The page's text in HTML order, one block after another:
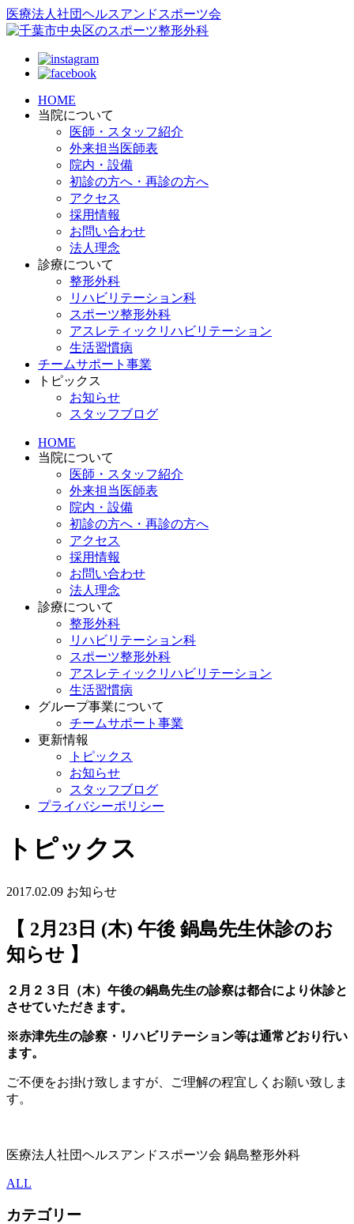
医療法人社団ヘルスアンドスポーツ会
HOME
当院について
医師・スタッフ紹介
外来担当医師表
院内・設備
初診の方へ・再診の方へ
アクセス
採用情報
お問い合わせ
法人理念
診療について
整形外科
リハビリテーション科
スポーツ整形外科
アスレティックリハビリテーション
生活習慣病
チームサポート事業
トピックス
お知らせ
スタッフブログ
HOME
当院について
医師・スタッフ紹介
外来担当医師表
院内・設備
初診の方へ・再診の方へ
アクセス
採用情報
お問い合わせ
法人理念
診療について
整形外科
リハビリテーション科
スポーツ整形外科
アスレティックリハビリテーション
生活習慣病
グループ事業について
チームサポート事業
更新情報
トピックス
お知らせ
スタッフブログ
プライバシーポリシー
トピックス
2017.02.09 お知らせ
【 2月23日 (木) 午後 鍋島先生休診のお
知らせ 】
２月２３日（木）午後の鍋島先生の診察は都合により休診と
させていただきます。
※赤津先生の診察・リハビリテーション等は通常どおり行い
ます。
ご不便をお掛け致しますが、ご理解の程宜しくお願い致しま
す。
医療法人社団ヘルスアンドスポーツ会 鍋島整形外科
ALL
カテゴリー